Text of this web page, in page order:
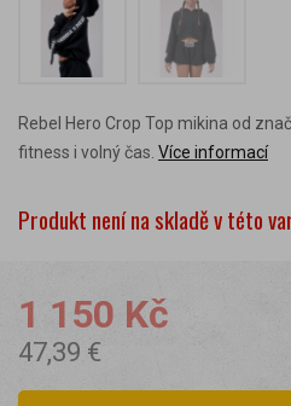
Rebel Hero Crop Top mikina od
fitness i volný čas. Více informací
Produkt není na skladě v této
1 150 Kč
47,39 €